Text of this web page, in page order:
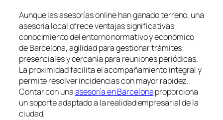
Aunque las asesorías online han ganado terreno, una
asesoría local ofrece ventajas significativas:
conocimiento del entorno normativo y económico
de Barcelona, agilidad para gestionar trámites
presenciales y cercanía para reuniones periódicas.
La proximidad facilita el acompañamiento integral y
permite resolver incidencias con mayor rapidez.
Contar con unaasesoría en Barcelonaproporciona
un soporte adaptado a la realidad empresarial de la
ciudad.